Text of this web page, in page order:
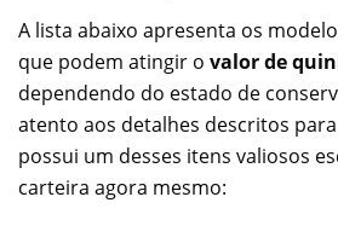
A lista abaixo apresenta os
que podem atingir o valor de
dependendo do estado de
atento aos detalhes descritos
possui um desses itens valiosos
carteira agora mesmo: